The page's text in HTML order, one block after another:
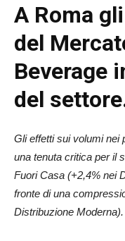
A Roma
del
Beverage
del
Gli effetti sui volumi nei
una tenuta critica per il
Fuori Casa (+2,4% nei
fronte di una
Distribuzione Moderna).